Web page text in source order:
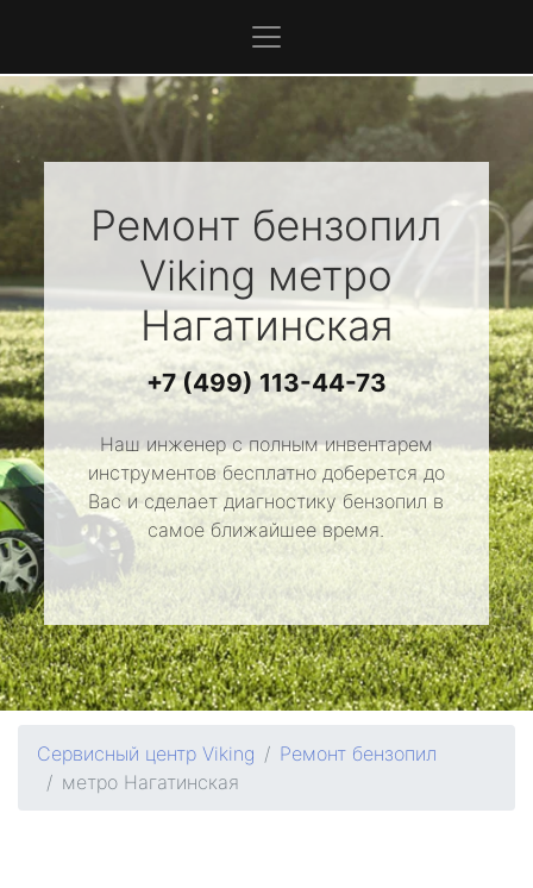
Ремонт бензопил
Viking метро
Нагатинская
+7 (499) 113-44-73
Наш инженер с полным инвентарем
инструментов бесплатно доберется до
Вас и сделает диагностику бензопил в
самое ближайшее время.
Сервисный центр Viking
Ремонт бензопил
метро Нагатинская